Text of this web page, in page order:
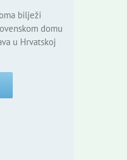
bilježi
domu
u Hrvatskoj